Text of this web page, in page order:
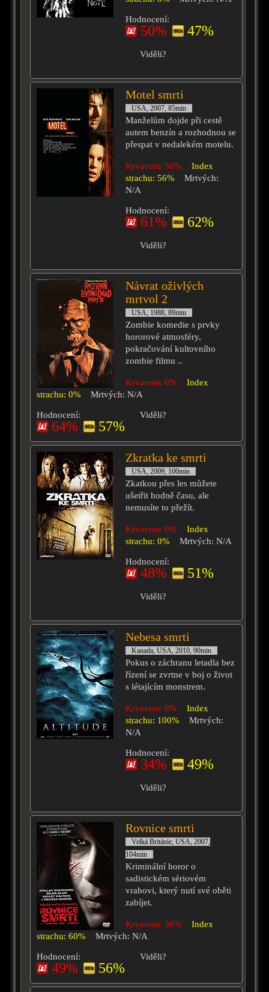
Hodnocení:
50% 47%
Viděli?
Motel smrti
USA, 2007, 85min
Manželům dojde při cestě
autem benzín a rozhodnou se
přespat v nedalekém motelu.
Krvavost: 50%
Index
strachu: 56%
Mrtvých:
N/A
Hodnocení:
61% 62%
Viděli?
Návrat oživlých
mrtvol 2
USA, 1988, 89min
Zombie komedie s prvky
hororové atmosféry,
pokračování kultovního
zombie filmu ..
Krvavost: 0%
Index
strachu: 0%
Mrtvých: N/A
Hodnocení:
64% 57%
Viděli?
Zkratka ke smrti
USA, 2009, 100min
Zkatkou přes les můžete
ušetřit hodně času, ale
nemusíte to přežít.
Krvavost: 0%
Index
strachu: 0%
Mrtvých: N/A
Hodnocení:
48% 51%
Viděli?
Nebesa smrti
Kanada, USA, 2010, 90min
Pokus o záchranu letadla bez
řízení se zvrtne v boj o život
s létajícím monstrem.
Krvavost: 0%
Index
strachu: 100%
Mrtvých:
N/A
Hodnocení:
34% 49%
Viděli?
Rovnice smrti
Velká Británie, USA, 2007,
104min
Kriminální horor o
sadistickém sériovém
vrahovi, který nutí své oběti
zabíjet.
Krvavost: 56%
Index
strachu: 60%
Mrtvých: N/A
Hodnocení:
49% 56%
Viděli?